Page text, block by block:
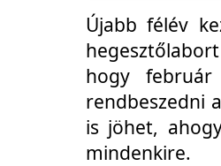
Újabb félév
hogy
rendbeszedni
is jöhet,
mindenkire.